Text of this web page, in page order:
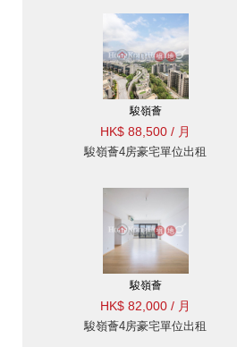
駿嶺薈
HK$ 88,500 / 月
駿嶺薈4房豪宅單位出租
駿嶺薈
HK$ 82,000 / 月
駿嶺薈4房豪宅單位出租